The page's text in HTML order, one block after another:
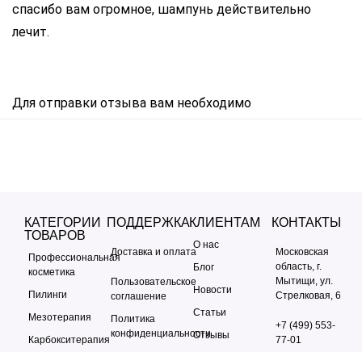
спасибо вам огромное, шампунь действительно
лечит.
Для отправки отзыва вам необходимо
КАТЕГОРИИ
ТОВАРОВ
Профессиональная
косметика
Пилинги
Мезотерапия
Карбокситерапия
ПОДДЕРЖКА
Доставка и оплата
Пользовательское
соглашение
Политика
конфиденциальности
КЛИЕНТАМ
О нас
Блог
Новости
Статьи
Отзывы
КОНТАКТЫ
Московская
область, г.
Мытищи, ул.
Стрелковая, 6
+7 (499) 553-
77-01